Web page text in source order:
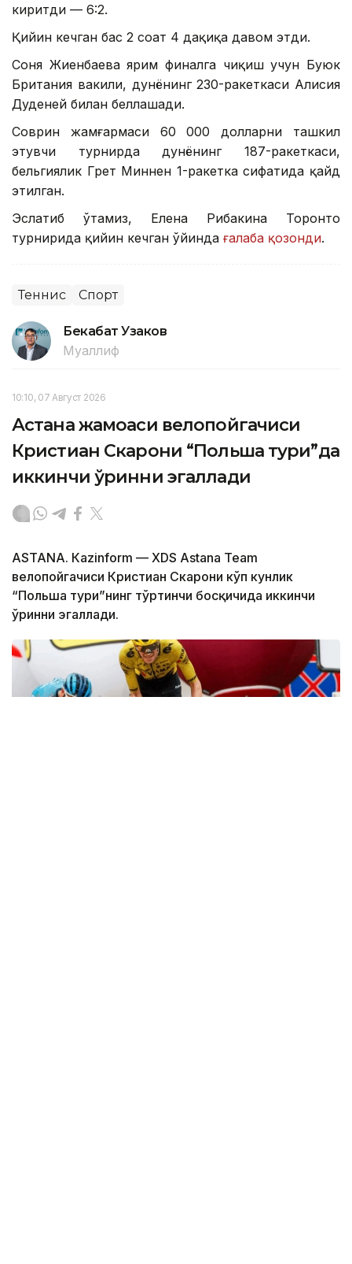
киритди — 6:2.
Қийин кечган баҳс 2 соат 4 дақиқа давом этди.
Соня Жиенбаева ярим финалга чиқиш учун Буюк
Британия вакили, дунёнинг 230-ракеткаси Алисия
Дуденей билан беллашади.
Соврин жамғармаси 60 000 долларни ташкил
этувчи турнирда дунёнинг 187-ракеткаси,
бельгиялик Грет Миннен 1-ракетка сифатида қайд
этилган.
Эслатиб ўтамиз, Елена Рибакина Торонто
турнирида қийин кечган ўйинда ғалаба қозонди.
Теннис Спорт
Бекабат Узаков
Муаллиф
10:10, 07 Август 2026
Астана жамоаси велопойгачиси
Кристиан Скарони “Польша тури”да
иккинчи ўринни эгаллади
ASTANА. Кazinform — XDS Astana Team
велопойгачиси Кристиан Скарони кўп кунлик
“Польша тури”нинг тўртинчи босқичида иккинчи
ўринни эгаллади.